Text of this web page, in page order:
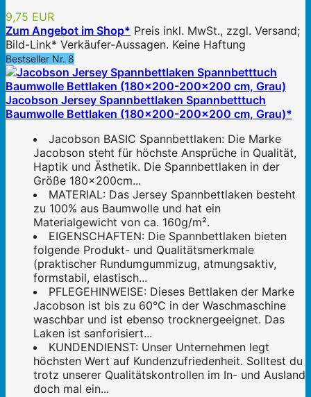
9,75 EUR
Zum Angebot im Shop* Preis inkl. MwSt., zzgl. Versand;
Bild-Link* Verkäufer-Aussagen. Keine Haftung
Bestseller Nr. 8
Jacobson Jersey Spannbettlaken Spannbetttuch
Baumwolle Bettlaken (180x200-200x200 cm, Grau)*
Jacobson BASIC Spannbettlaken: Die Marke
Jacobson steht für höchste Ansprüche in Qualität,
Haptik und Ästhetik. Die Spannbettlaken in der
Größe 180x200cm...
MATERIAL: Das Jersey Spannbettlaken besteht
zu 100% aus Baumwolle und hat ein
Materialgewicht von ca. 160g/m².
EIGENSCHAFTEN: Die Spannbettlaken bieten
folgende Produkt- und Qualitätsmerkmale
(praktischer Rundumgummizug, atmungsaktiv,
formstabil, elastisch...
PFLEGEHINWEISE: Dieses Bettlaken der Marke
Jacobson ist bis zu 60°C in der Waschmaschine
waschbar und ist ebenso trocknergeeignet. Das
Laken ist sanforisiert...
KUNDENDIENST: Unser Unternehmen legt
höchsten Wert auf Kundenzufriedenheit. Solltest du
trotz unserer Qualitätskontrollen im In- und Ausland
doch mal ein...